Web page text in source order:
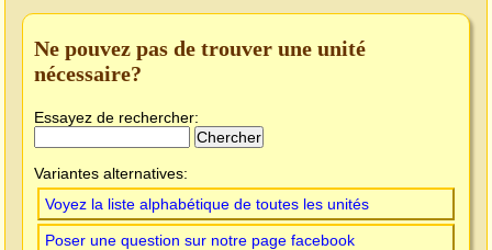
Ne pouvez pas de trouver une unité
nécessaire?
Essayez de rechercher:
Variantes alternatives:
Voyez la liste alphabétique de toutes les unités
Poser une question sur notre page facebook